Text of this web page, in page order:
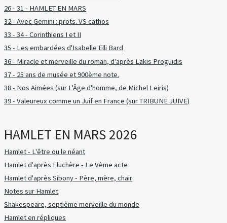
26 - 31 - HAMLET EN MARS
32 - Avec Gemini : prots. VS cathos
33 - 34 - Corinthiens I et II
35 - Les embardées d'Isabelle Elli Bard
36 - Miracle et merveille du roman, d'après Lakis Proguidis
37 - 25 ans de musée et 900ème note.
38 - Nos Aimées (sur L'Âge d'homme, de Michel Leiris)
39 - Valeureux comme un Juif en France (sur TRIBUNE JUIVE)
HAMLET EN MARS 2026
Hamlet - L'être ou le néant
Hamlet d'après Fluchère - Le Vème acte
Hamlet d'après Sibony - Père, mère, chair
Notes sur Hamlet
Shakespeare, septième merveille du monde
Hamlet en répliques